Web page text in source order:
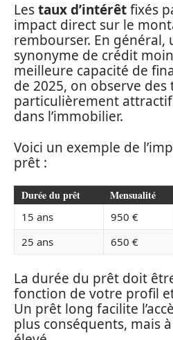
Lestaux d’intérêtfixés
impact direct sur le
rembourser. En général,
synonyme de crédit
meilleure capacité de
de 2025, on observe des
particulièrement
dans l’immobilier.
Voici un exemple de
prêt :
Durée du prêt Mensualité
15 ans 950 €
25 ans
650 €
La durée du prêt doit
fonction de votre profil
Un prêt long facilite
plus conséquents, mais